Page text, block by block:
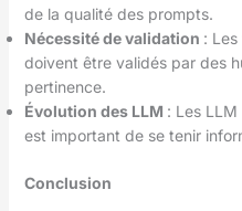
de la qualité des prompts.
Nécessité de validation :
doivent être validés par des
pertinence.
Évolution des LLM : Les
est important de se tenir
Conclusion